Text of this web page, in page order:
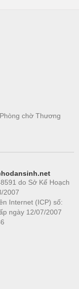
chờ Thương
do Sở Kế Hoạch
2007
Internet (ICP) số:
ngày 12/07/2007